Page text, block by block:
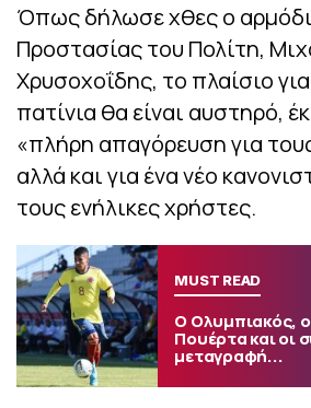
Όπως δήλωσε χθες ο
Προστασίας του Πολίτη,
Χρυσοχοΐδης, το πλαίσιο
πατίνια θα είναι αυστηρό,
«πλήρη απαγόρευση για
αλλά και για ένα νέο
τους ενήλικες χρήστες.
MUST READ
Ο Ολυμπιακός,
Πουέρτα και οι
μεταγραφή...